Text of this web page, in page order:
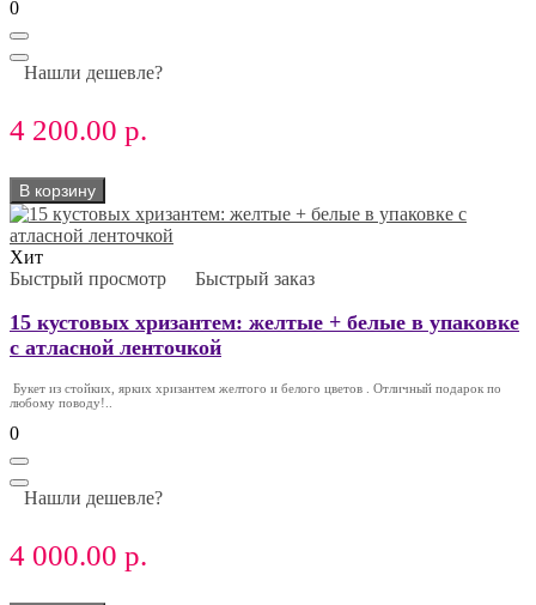
0
Нашли дешевле?
4 200.00 р.
В корзину
Хит
Быстрый просмотр
Быстрый заказ
15 кустовых хризантем: желтые + белые в упаковке
с атласной ленточкой
Букет из стойких, ярких хризантем желтого и белого цветов . Отличный подарок по
любому поводу!..
0
Нашли дешевле?
4 000.00 р.